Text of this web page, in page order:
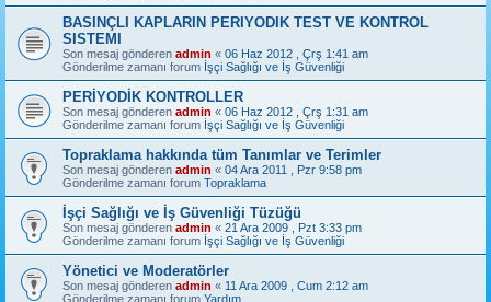
BASINÇLI KAPLARIN PERIYODIK TEST VE KONTROL
SISTEMI
Son mesaj gönderen admin « 06 Haz 2012 , Çrş 1:41 am
Gönderilme zamanı forum İşçi Sağlığı ve İş Güvenliği
PERİYODİK KONTROLLER
Son mesaj gönderen admin « 06 Haz 2012 , Çrş 1:31 am
Gönderilme zamanı forum İşçi Sağlığı ve İş Güvenliği
Topraklama hakkında tüm Tanımlar ve Terimler
Son mesaj gönderen admin « 04 Ara 2011 , Pzr 9:58 pm
Gönderilme zamanı forum Topraklama
İşçi Sağlığı ve İş Güvenliği Tüzüğü
Son mesaj gönderen admin « 21 Ara 2009 , Pzt 3:33 pm
Gönderilme zamanı forum İşçi Sağlığı ve İş Güvenliği
Yönetici ve Moderatörler
Son mesaj gönderen admin « 11 Ara 2009 , Cum 2:12 am
Gönderilme zamanı forum Yardım